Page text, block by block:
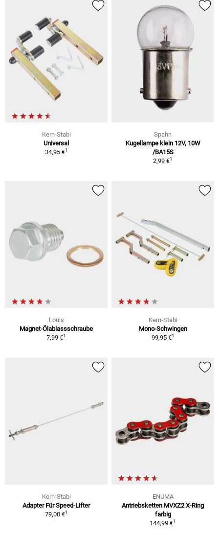
Kern-Stabi
Universal
34,95 €1
Spahn
Kugellampe klein 12V, 10W
/BA15S
2,99 €1
Louis
Magnet-Ölablassschraube
7,99 €1
Kern-Stabi
Mono-Schwingen
99,95 €1
Kern-Stabi
Adapter Für Speed-Lifter
79,00 €1
ENUMA
Antriebsketten MVXZ2 X-Ring
farbig
144,99 €1